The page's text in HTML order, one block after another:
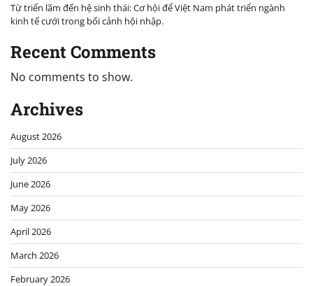
Từ triển lãm đến hệ sinh thái: Cơ hội để Việt Nam phát triển ngành
kinh tế cưới trong bối cảnh hội nhập.
Recent Comments
No comments to show.
Archives
August 2026
July 2026
June 2026
May 2026
April 2026
March 2026
February 2026